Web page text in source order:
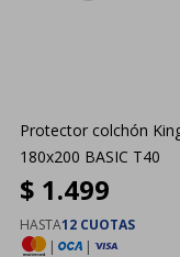
Protector colchón
180x200 BASIC T40
$ 1.499
HASTA12 CUOTAS
|
|